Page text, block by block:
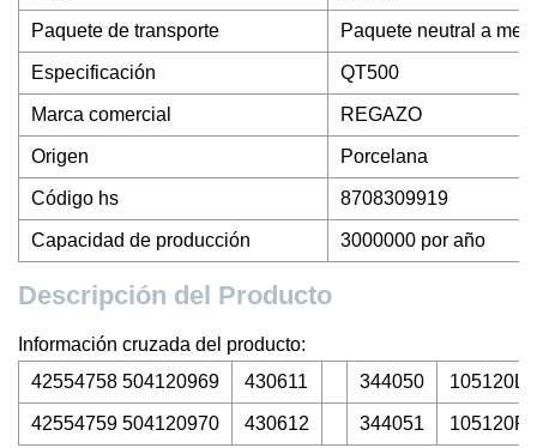
Paquete de transporte Paquete neutral a
Especificación QT500
Marca comercial REGAZO
Origen Porcelana
Código hs 8708309919
Capacidad de producción 3000000 por año
Descripción del Producto
Información cruzada del producto:
42554758 504120969
430611 344050 105120L-
42554759 504120970 430612 344051